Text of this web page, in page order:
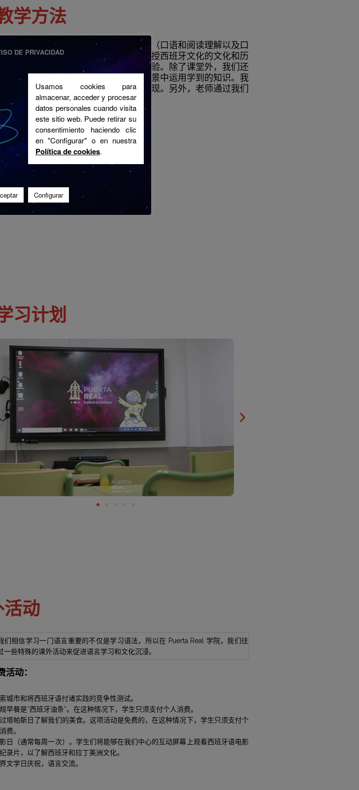
学方法
堂上，我们会训练学生的各项语言技能（口语和阅读理解以及口
书面表达）。除了语法内容，我们还教授西班牙文化的文化和历
面，以便在我国实现更好的语言沉浸体验。除了课堂外，我们还
展课外活动，以便学生能够在真实的情景中运用学到的知识。我
通过不同活动和测试不断评估学生的表现。另外，老师通过我们
单独创建每位学生的评估记录。
习计划
活动
们相信学习一门语言重要的不仅是学习语法，所以在 Puerta Real 学院，我们往
一些特殊的课外活动来促进语言学习和文化沉浸。
活动：
城市和将西班牙语付诸实践的竞争性测试。
早餐是“西班牙油条”。在这种情况下，学生只须支付个人消费。
塔帕斯日了解我们的美食。这项活动是免费的，在这种情况下，学生只须支付个
费。
日（通常每周一次）。学生们将能够在我们中心的互动屏幕上观看西班牙语电影
录片，以了解西班牙和拉丁美洲文化。
文学日庆祝，语言交流。
DE PRIVACIDAD
Usamos cookies para
almacenar, acceder y procesar
datos personales cuando visita
este sitio web. Puede retirar su
consentimiento haciendo clic
en "Configurar" o en nuestra
Política de cookies.
Configurar